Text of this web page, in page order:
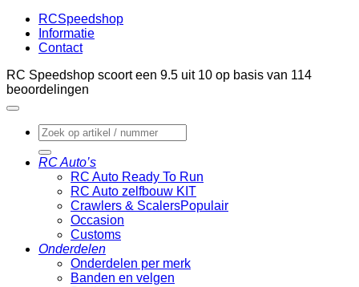
RCSpeedshop
Informatie
Contact
RC Speedshop scoort een 9.5 uit 10 op basis van 114
beoordelingen
Zoeken
naar:
RC Auto’s
RC Auto Ready To Run
RC Auto zelfbouw KIT
Crawlers & Scalers
Occasion
Customs
Onderdelen
Onderdelen per merk
Banden en velgen